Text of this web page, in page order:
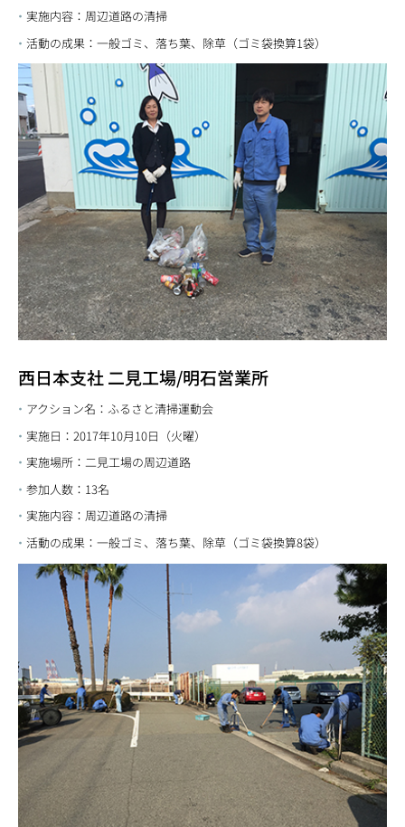
実施内容：周辺道路の清掃
活動の成果：一般ゴミ、落ち葉、除草（ゴミ袋換算1袋）
西日本支社 二見工場/明石営業所
アクション名：ふるさと清掃運動会
実施日：2017年10月10日（火曜）
実施場所：二見工場の周辺道路
参加人数：13名
実施内容：周辺道路の清掃
活動の成果：一般ゴミ、落ち葉、除草（ゴミ袋換算8袋）